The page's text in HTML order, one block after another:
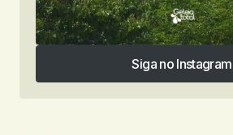
Siga no Instagram
Siga no Instagram